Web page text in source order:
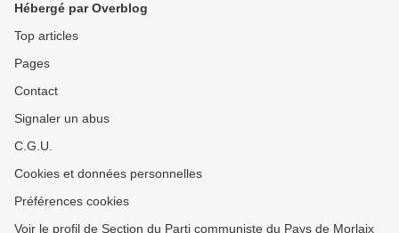
renvoyé en Italie. Signez la
pétition pour qu'il obtienne
Hébergé par Overblog
Top articles
Pages
Contact
Signaler un abus
C.G.U.
Cookies et données personnelles
Préférences cookies
Voir le profil de Section du Parti communiste du Pays de Morlaix